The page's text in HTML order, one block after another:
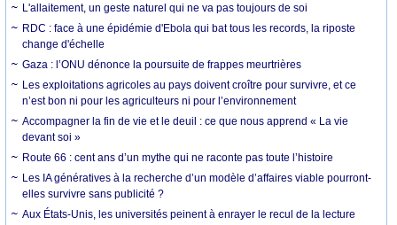
L'allaitement, un geste naturel qui ne va pas toujours de soi
RDC : face à une épidémie d'Ebola qui bat tous les records, la riposte
change d'échelle
Gaza : l’ONU dénonce la poursuite de frappes meurtrières
Les exploitations agricoles au pays doivent croître pour survivre, et ce
n’est bon ni pour les agriculteurs ni pour l’environnement
Accompagner la fin de vie et le deuil : ce que nous apprend « La vie
devant soi »
Route 66 : cent ans d’un mythe qui ne raconte pas toute l’histoire
Les IA génératives à la recherche d’un modèle d’affaires viable pourront-
elles survivre sans publicité ?
Aux États-Unis, les universités peinent à enrayer le recul de la lecture